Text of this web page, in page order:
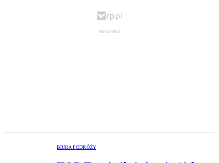
BIURA PODRÓŻY